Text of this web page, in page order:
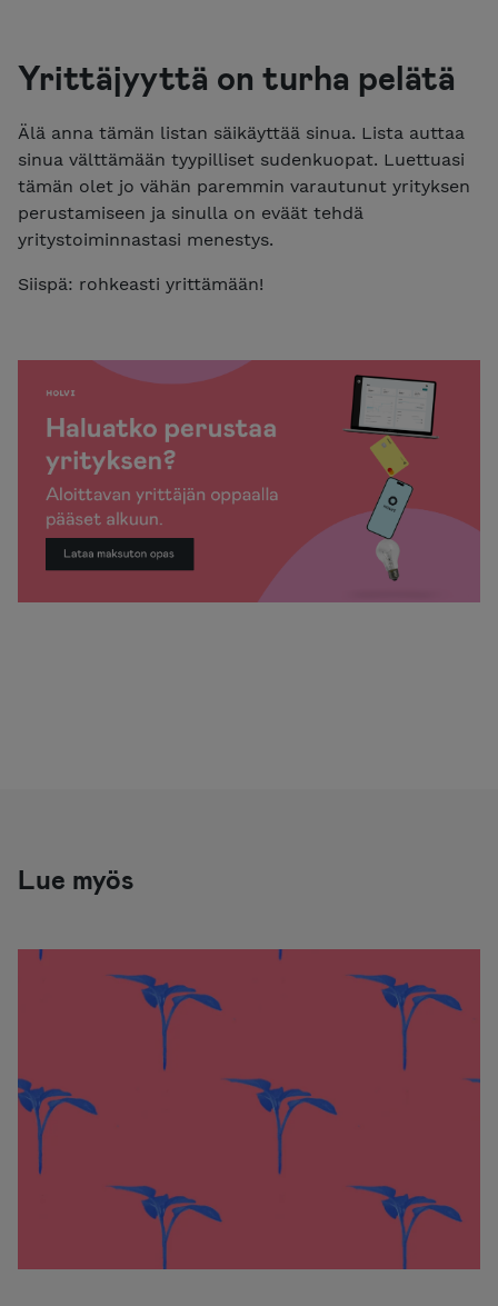
Yrittäjyyttä on turha pelätä
Älä anna tämän listan säikäyttää sinua. Lista auttaa
sinua välttämään tyypilliset sudenkuopat. Luettuasi
tämän olet jo vähän paremmin varautunut yrityksen
perustamiseen ja sinulla on eväät tehdä
yritystoiminnastasi menestys.
Siispä: rohkeasti yrittämään!
Lue myös